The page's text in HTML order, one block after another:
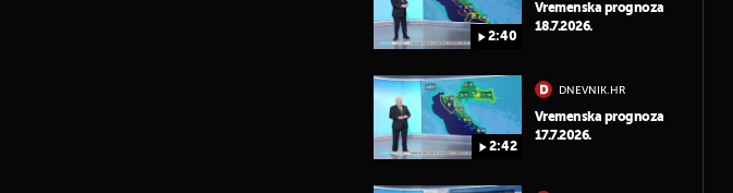
2:40
Vremenska prognoza
18.7.2026.
2:42
DNEVNIK.HR
Vremenska prognoza
17.7.2026.